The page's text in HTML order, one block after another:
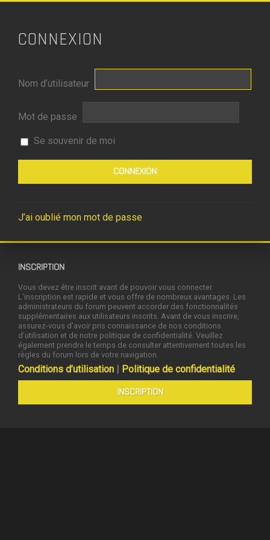
CONNEXION
Nom d’utilisateur
Mot de passe
Se souvenir de moi
J’ai oublié mon mot de passe
INSCRIPTION
Vous devez être inscrit avant de pouvoir vous connecter.
L’inscription est rapide et vous offre de nombreux avantages. Les
administrateurs du forum peuvent accorder des fonctionnalités
supplémentaires aux utilisateurs inscrits. Avant de vous inscrire,
assurez-vous d’avoir pris connaissance de nos conditions
d’utilisation et de notre politique de confidentialité. Veuillez
également prendre le temps de consulter attentivement toutes les
règles du forum lors de votre navigation.
Conditions d’utilisation | Politique de confidentialité
INSCRIPTION